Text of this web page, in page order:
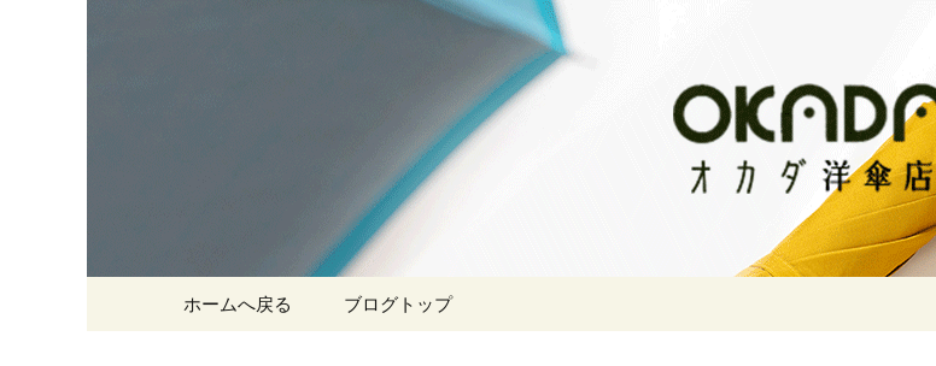
オカダ洋傘店
神戸三宮の老舗 オシャレな傘をお求めならオカダ洋傘店
コンテンツへ移動
ホームへ戻る ブログトップ